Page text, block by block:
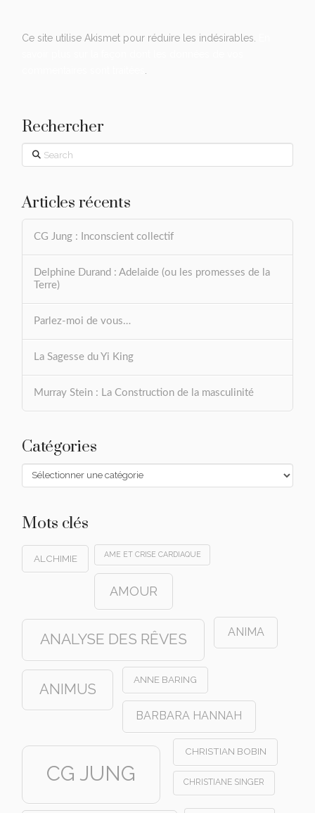
Ce site utilise Akismet pour réduire les indésirables.
Rechercher
Search
Articles récents
CG Jung : Inconscient collectif
Delphine Durand : Adelaide (ou les promesses de la
Terre)
Parlez-moi de vous…
La Sagesse du Yi King
Murray Stein : La Construction de la masculinité
Catégories
Catégories
Mots clés
ALCHIMIE AME ET CRISE CARDIAQUE
AMOUR
ANALYSE DES RÊVES ANIMA
ANIMUS
ANNE BARING
BARBARA HANNAH
CG JUNG
CHRISTIAN BOBIN
CHRISTIANE SINGER